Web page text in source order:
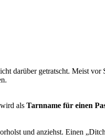
darüber getratscht. Meist vor
als Tarnname für einen
und anziehst. Einen